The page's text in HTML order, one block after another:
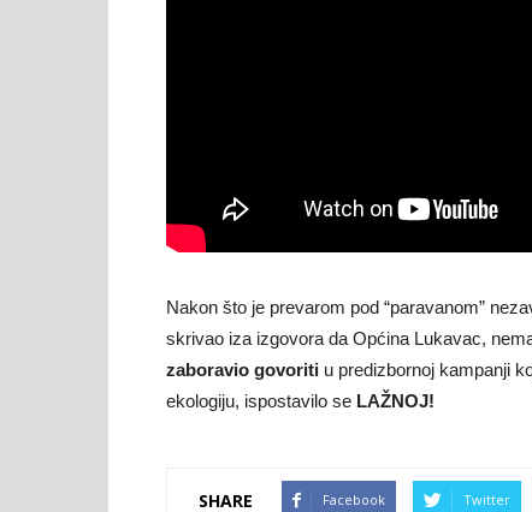
Nakon što je prevarom pod “paravanom”
skrivao iza izgovora da Općina Lukavac,
zaboravio govoriti u predizbornoj kampanji
ekologiju, ispostavilo se LAŽNOJ!
SHARE Facebook Twitter